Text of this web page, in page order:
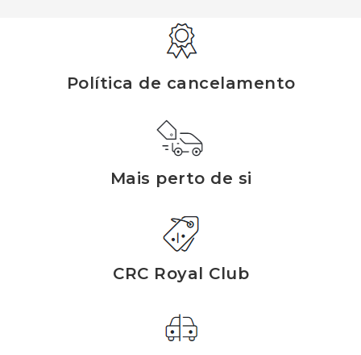
Política de cancelamento
Mais perto de si
CRC Royal Club